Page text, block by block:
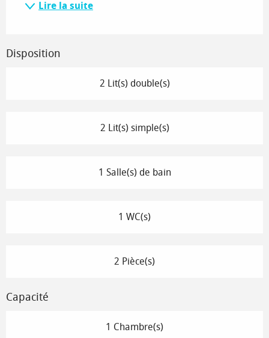
Lire la suite
Disposition
2 Lit(s) double(s)
2 Lit(s) simple(s)
1 Salle(s) de bain
1 WC(s)
2 Pièce(s)
Capacité
1 Chambre(s)